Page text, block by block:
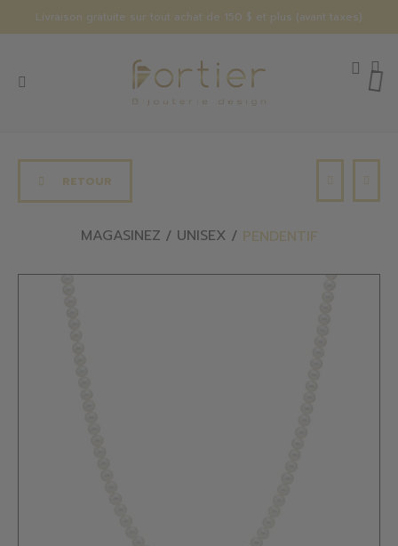
Livraison gratuite sur tout achat de 150 $ et plus (avant taxes)
RETOUR
MAGASINEZ UNISEX PENDENTIF